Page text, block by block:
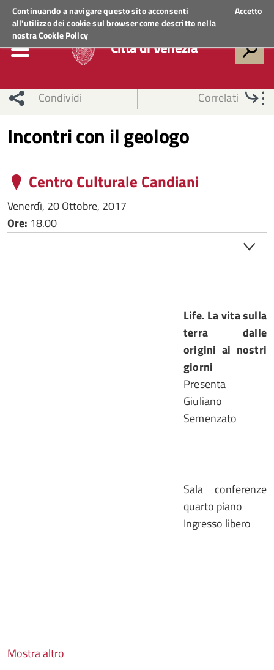
Continuando a navigare questo sito acconsenti
all'utilizzo dei cookie sul browser come descritto nella
nostraCookie Policy
Accetto
Regione VenetoACCEDI AI SERVIZI
Città di Venezia
Condividi Correlati
Incontri con il geologo
Centro Culturale Candiani
Venerdì, 20 Ottobre, 2017
Ore: 18.00
Life. La vita sulla
terra dalle
origini ai nostri
giorni
Presenta
Giuliano
Semenzato
Sala conferenze
quarto piano
Ingresso libero
Mostra altro